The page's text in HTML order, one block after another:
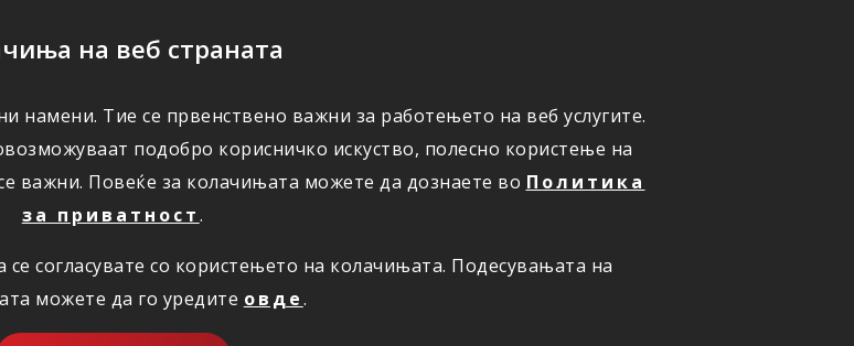
на веб страната
намени. Тие се првенствено важни за работењето на веб услугите.
подобро корисничко искуство, полесно користење на
важни. Повеќе за колачињата можете да дознаете во Политика
за приватност.
согласувате со користењето на колачињата. Подесувањата на
можете да го уредите овде.
КОРИСНО ЗА НАС ОНЛАЈН ПРИЈАВИ ШТЕТА